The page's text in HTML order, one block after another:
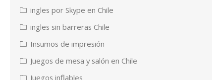
ingles por Skype en Chile
ingles sin barreras Chile
Insumos de impresión
Juegos de mesa y salón en Chile
Juegos inflables